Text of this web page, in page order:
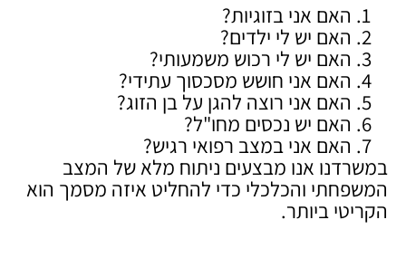
האם אני בזוגיות?
האם יש לי ילדים?
האם יש לי רכוש משמעותי?
האם אני חושש מסכסוך עתידי?
האם אני רוצה להגן על בן הזוג?
האם יש נכסים מחו"ל?
האם אני במצב רפואי רגיש?
במשרדנו אנו מבצעים ניתוח מלא של המצב
המשפחתי והכלכלי כדי להחליט איזה מסמך הוא
הקריטי ביותר.